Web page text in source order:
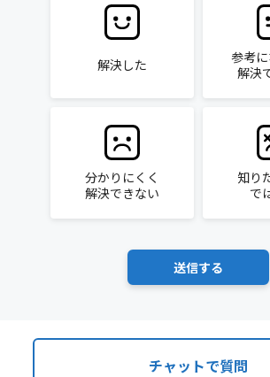
解決した
参考
解決
分かりにくく
解決できない
知り
で
チャットで質問